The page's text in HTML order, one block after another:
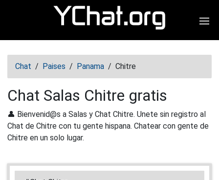
Chat / Paises / Panama / Chitre
Chat Salas Chitre gratis
👤 Bienvenid@s a Salas y Chat Chitre. Unete sin registro al
Chat de Chitre con tu gente hispana. Chatear con gente de
Chitre en un solo lugar.